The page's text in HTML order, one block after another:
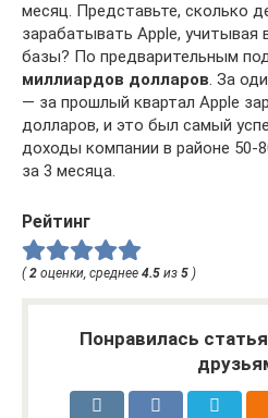
месяц. Представьте, сколько
зарабатывать Apple, учитывая
базы? По предварительным
миллиардов долларов. За
— за прошлый квартал Apple
долларов, и это был самый
доходы компании в районе 50-
за 3 месяца.
Рейтинг
(2 оценки, среднее 4.5 из 5 )
Понравилась